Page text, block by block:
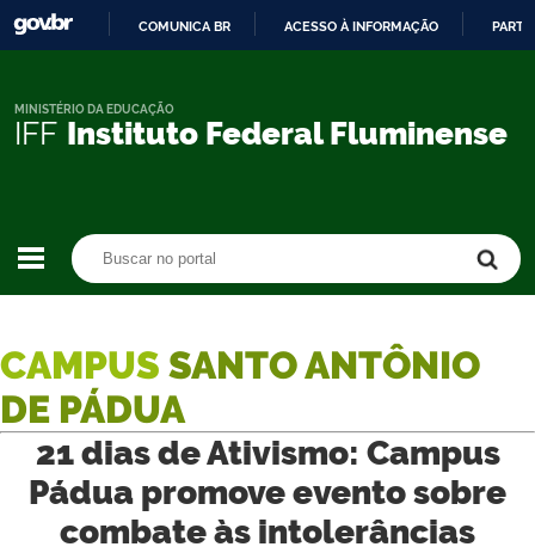
CONTEÚDO
COMUNICA BR ACESSO À INFORMAÇÃO
IFF Instituto Federal Fluminense
MINISTÉRIO DA EDUCAÇÃO
CAMPUS SANTO ANTÔNIO
DE PÁDUA
21 dias de Ativismo: Campus
Pádua promove evento sobre
combate às intolerâncias